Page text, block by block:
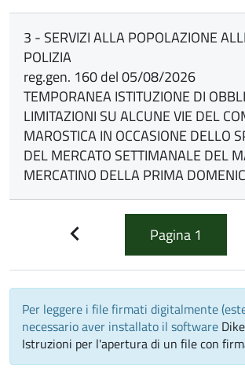
3 - SERVIZI ALLA POPOLAZIONE
POLIZIA
reg.gen. 160 del 05/08/2026
TEMPORANEA ISTITUZIONE DI
LIMITAZIONI SU ALCUNE VIE DEL
MAROSTICA IN OCCASIONE DELLO
DEL MERCATO SETTIMANALE DEL
MERCATINO DELLA PRIMA
Pagina 1
Per leggere i file firmati digitalmente
necessario aver installato il software
Istruzioni per l'apertura di un file con